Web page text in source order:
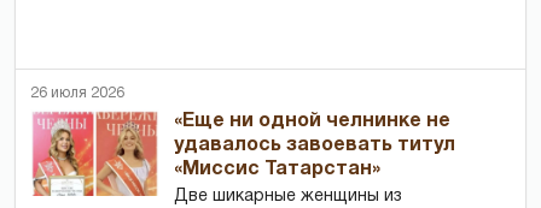
26 июля 2026
«Еще ни одной челнинке не
удавалось завоевать титул
«Миссис Татарстан»
Две шикарные женщины из